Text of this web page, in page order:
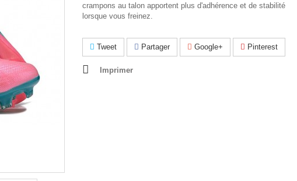
crampons au talon apportent plus d'adhérence et de stabilité
lorsque vous freinez.
Tweet Partager Google+ Pinterest
Imprimer